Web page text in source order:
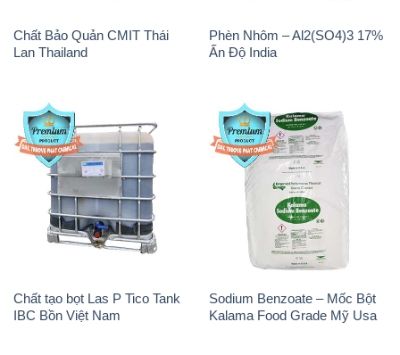
Chất Bảo Quản CMIT Thái
Lan Thailand
Phèn Nhôm – Al2(SO4)3 17%
Ấn Độ India
Chất tạo bọt Las P Tico Tank
IBC Bồn Việt Nam
Sodium Benzoate – Mốc Bột
Kalama Food Grade Mỹ Usa